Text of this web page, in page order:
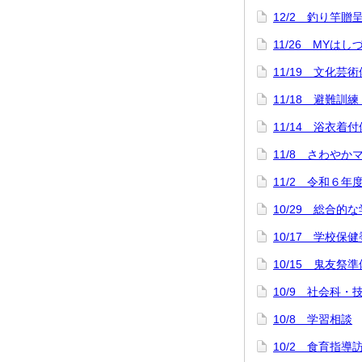
12/2 釣り竿贈
11/26 MYはし
11/19 文化芸術
11/18 避難訓練
11/14 浴衣着付
11/8 さわやか
11/2 令和６年
10/29 総合的な
10/17 学校保健
10/15 鬼友祭準
10/9 社会科・
10/8 学習相談
10/2 食育指導